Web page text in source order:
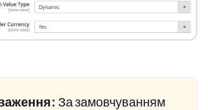
За замовчуванням